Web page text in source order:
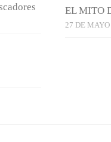
EL MITO
27 DE